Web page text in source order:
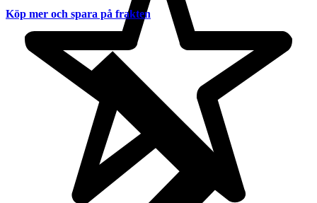
Köp mer och spara på frakten